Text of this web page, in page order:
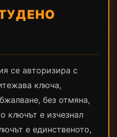
се авторизира с
ключа,
без отмяна,
ключът е изчезнал
е единственото,